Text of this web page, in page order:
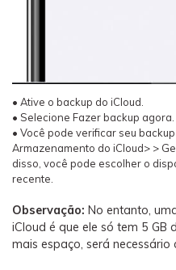
• Ative o backup do iCloud.
• Selecione Fazer backup agora.
• Você pode verificar seu
Armazenamento do iCloud> >
disso, você pode escolher o
recente.
Observação: No entanto,
iCloud é que ele só tem 5 GB
mais espaço, será necessário